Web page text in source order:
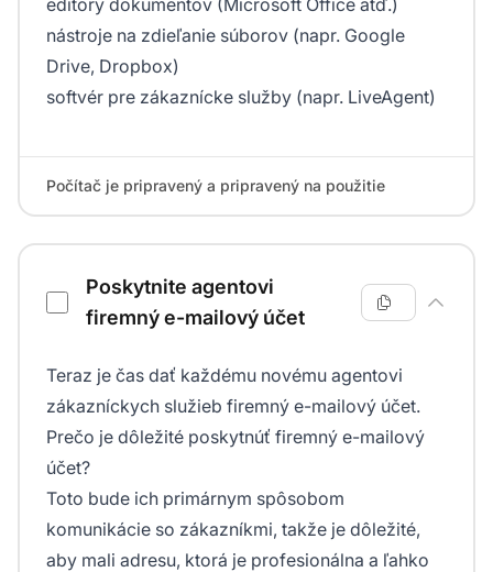
nástroje na zdieľanie súborov (napr. Google
Drive, Dropbox)
softvér pre zákaznícke služby (napr. LiveAgent)
Počítač je pripravený a pripravený na použitie
Poskytnite agentovi
firemný e-mailový účet
Teraz je čas dať každému novému agentovi
zákazníckych služieb firemný e-mailový účet.
Prečo je dôležité poskytnúť firemný e-mailový
účet?
Toto bude ich primárnym spôsobom
komunikácie so zákazníkmi, takže je dôležité,
aby mali adresu, ktorá je profesionálna a ľahko